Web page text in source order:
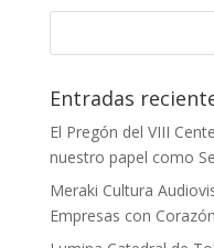
Entradas
El Pregón del VIII
nuestro papel como
Meraki Cultura
Empresas con Corazón